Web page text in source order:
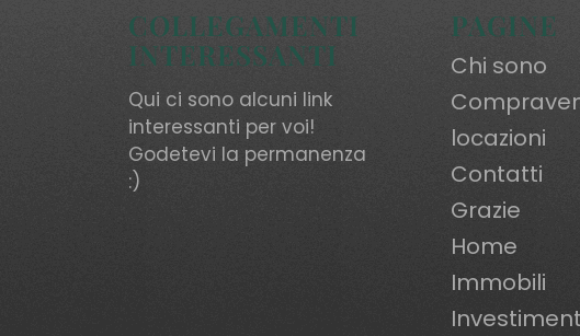
COLLEGAMENTI
INTERESSANTI
Qui ci sono alcuni link
interessanti per voi!
Godetevi la permanenza
:)
PAGINE
Chi sono
locazioni
Contatti
Grazie
Home
Immobili